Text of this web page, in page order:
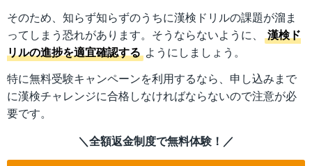
そのため、知らず知らずのうちに漢検ドリルの課題が溜ま
ってしまう恐れがあります。そうならないように、
漢検ド
リルの進捗を適宜確認する ようにしましょう。
特に無料受験キャンペーンを利用するなら、申し込みまで
に漢検チャレンジに合格しなければならないので注意が必
要です。
＼全額返金制度で無料体験！／